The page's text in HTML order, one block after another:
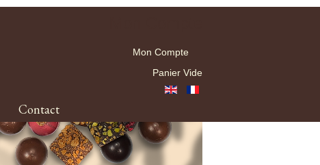
Mon Compte
Panier Vide
Contact